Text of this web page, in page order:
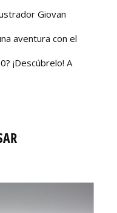
Giovan
aventura con el
¡Descúbrelo! A